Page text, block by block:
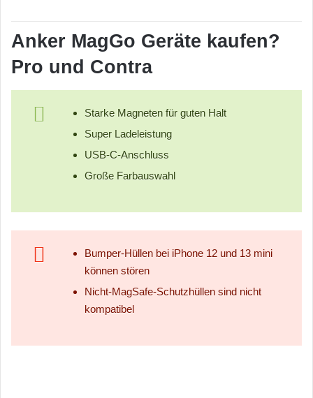
Anker MagGo Geräte kaufen?
Pro und Contra
Starke Magneten für guten Halt
Super Ladeleistung
USB-C-Anschluss
Große Farbauswahl
Bumper-Hüllen bei iPhone 12 und 13 mini
können stören
Nicht-MagSafe-Schutzhüllen sind nicht
kompatibel